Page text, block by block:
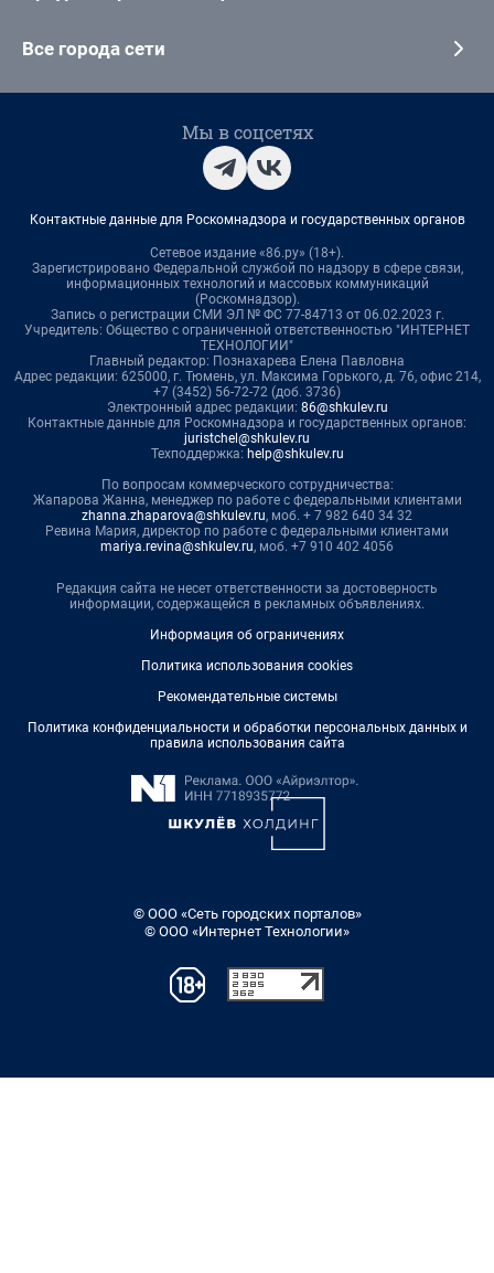
Все города сети
Мы в соцсетях
Контактные данные для Роскомнадзора и государственных органов
Сетевое издание «86.ру» (18+).
Зарегистрировано Федеральной службой по надзору в сфере связи,
информационных технологий и массовых коммуникаций
(Роскомнадзор).
Запись о регистрации СМИ ЭЛ № ФС 77-84713 от 06.02.2023 г.
Учредитель: Общество с ограниченной ответственностью "ИНТЕРНЕТ
ТЕХНОЛОГИИ"
Главный редактор: Познахарева Елена Павловна
Адрес редакции: 625000, г. Тюмень, ул. Максима Горького, д. 76, офис 214,
+7 (3452) 56-72-72 (доб. 3736)
Электронный адрес редакции: 86@shkulev.ru
Контактные данные для Роскомнадзора и государственных органов:
juristchel@shkulev.ru
Техподдержка: help@shkulev.ru
По вопросам коммерческого сотрудничества:
Жапарова Жанна, менеджер по работе с федеральными клиентами
zhanna.zhaparova@shkulev.ru, моб. + 7 982 640 34 32
Ревина Мария, директор по работе с федеральными клиентами
mariya.revina@shkulev.ru, моб. +7 910 402 4056
Редакция сайта не несет ответственности за достоверность
информации, содержащейся в рекламных объявлениях.
Информация об ограничениях
Политика использования cookies
Рекомендательные системы
Политика конфиденциальности и обработки персональных данных и
правила использования сайта
© ООО «Сеть городских порталов»
© ООО «Интернет Технологии»